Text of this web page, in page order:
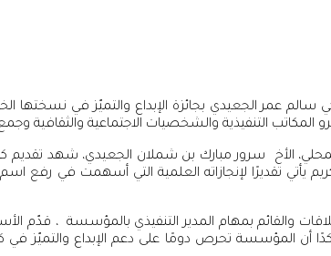
التنفيذية والشخصيات الاجتماعية والثقافية
الأخ سرور مبارك بن شملان الجعيدي، شهد تقديم
يأتي تقديرًا لإنجازاته العلمية التي أسهمت في رفع
والقائم بمهام المدير التنفيذي بالمؤسسة ، قدّم
أن المؤسسة تحرص دومًا على دعم الإبداع والتميّز في